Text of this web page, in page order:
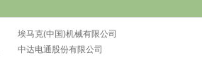
埃马克(中国)机械有限公司
太仓分公司
中达电通股份有限公司